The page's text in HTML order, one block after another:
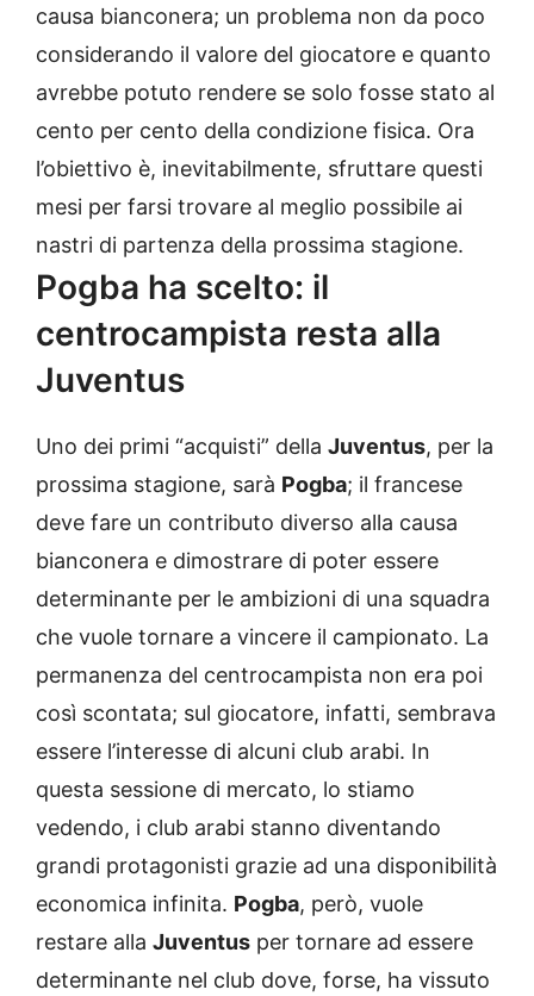
causa bianconera; un problema non da poco
considerando il valore del giocatore e quanto
avrebbe potuto rendere se solo fosse stato al
cento per cento della condizione fisica. Ora
l’obiettivo è, inevitabilmente, sfruttare questi
mesi per farsi trovare al meglio possibile ai
nastri di partenza della prossima stagione.
Pogba ha scelto: il
centrocampista resta alla
Juventus
Uno dei primi “acquisti” della Juventus, per la
prossima stagione, sarà Pogba; il francese
deve fare un contributo diverso alla causa
bianconera e dimostrare di poter essere
determinante per le ambizioni di una squadra
che vuole tornare a vincere il campionato. La
permanenza del centrocampista non era poi
così scontata; sul giocatore, infatti, sembrava
essere l’interesse di alcuni club arabi. In
questa sessione di mercato, lo stiamo
vedendo, i club arabi stanno diventando
grandi protagonisti grazie ad una disponibilità
economica infinita. Pogba, però, vuole
restare alla Juventus per tornare ad essere
determinante nel club dove, forse, ha vissuto